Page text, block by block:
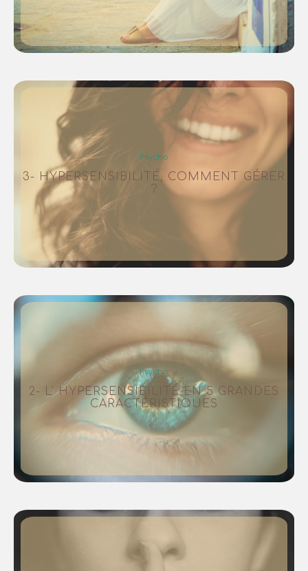
Psycho
3- HYPERSENSIBILITÉ, COMMENT GÉRER
?
Psycho
2- L’ HYPERSENSIBILITÉ EN 5 GRANDES
CARACTÉRISTIQUES